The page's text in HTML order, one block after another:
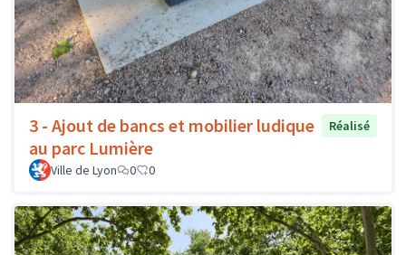
3 - Ajout de bancs et mobilier ludique
au parc Lumière
Réalisé
Ville de Lyon 0 0